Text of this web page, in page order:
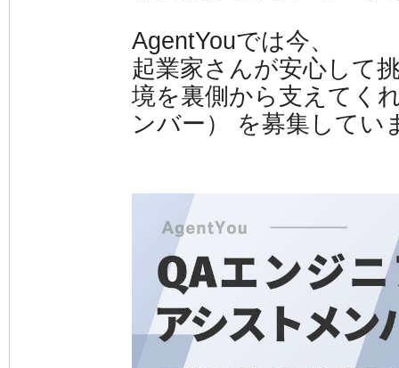
AgentYouでは今、
起業家さんが安心して
境を裏側から支えてく
ンバー） を募集してい